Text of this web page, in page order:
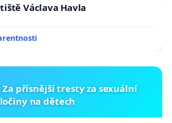
Václava Havla
přísnější tresty za sexuální
na dětech